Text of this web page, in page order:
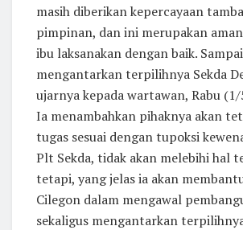
masih diberikan kepercayaan
pimpinan, dan ini merupakan
ibu laksanakan dengan baik. Sampai
mengantarkan terpilihnya Sekda
ujarnya kepada wartawan, Rabu
Ia menambahkan pihaknya akan
tugas sesuai dengan tupoksi
Plt Sekda, tidak akan melebihi hal
tetapi, yang jelas ia akan
Cilegon dalam mengawal
sekaligus mengantarkan